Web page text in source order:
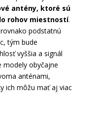
antény, ktoré sú
rohov miestností.
podstatnú
tým bude
vyššia a signál
modely obyčajne
anténami,
ich môžu mať aj viac